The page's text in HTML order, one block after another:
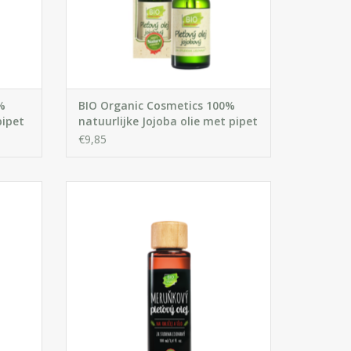
BIO Organic Cosmetics 100%
natuurlijke Jojoba olie met pipet
€9,85
soepel en glad. Werkt verzachtend bij
zonnebrand. Geschikt voor dagelijks
gebruik vooral voor de gevoelige, droge
en ruwe huid. Ideaal voor zachte
babyhuid.
IN WINKELWAGEN